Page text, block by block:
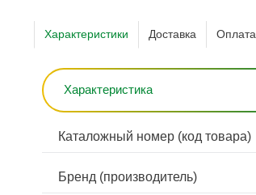
Характеристики Доставка Оплата
Характеристика
Каталожный номер (код товара)
Бренд (производитель)